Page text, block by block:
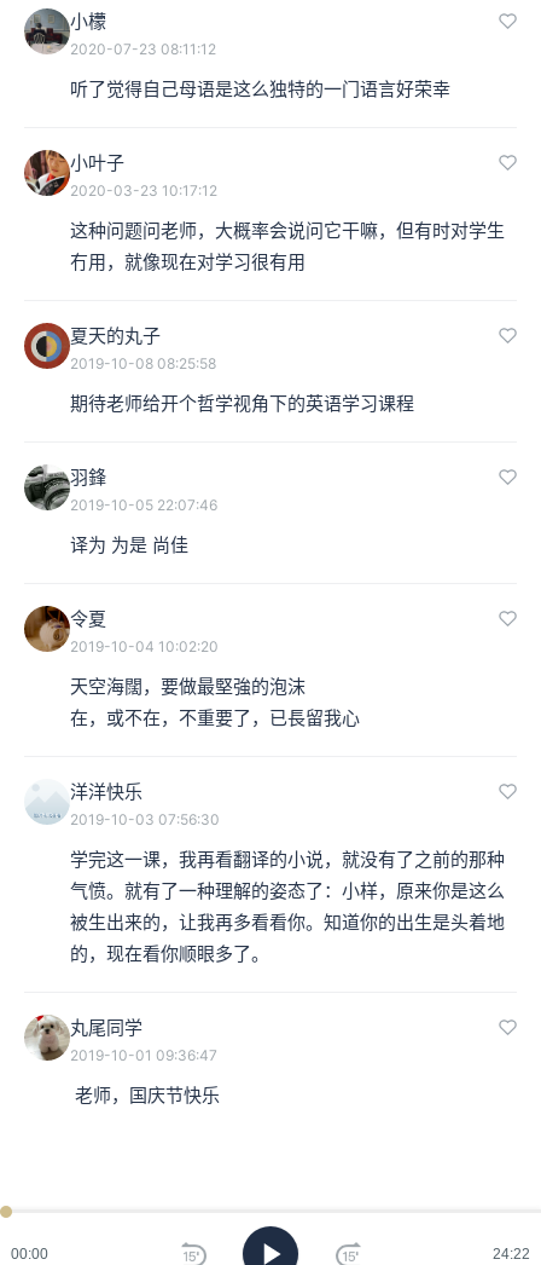
00:00 24:22
小檬
2020-07-23 08:11:12
听了觉得自己母语是这么独特的一门语言好荣幸
小叶子
2020-03-23 10:17:12
这种问题问老师，大概率会说问它干嘛，但有时对学生
冇用，就像现在对学习很有用
夏天的丸子
2019-10-08 08:25:58
期待老师给开个哲学视角下的英语学习课程
羽鋒
2019-10-05 22:07:46
译为 为是 尚佳
令夏
2019-10-04 10:02:20
天空海闊，要做最堅強的泡沫
在，或不在，不重要了，已長留我心
洋洋快乐
2019-10-03 07:56:30
学完这一课，我再看翻译的小说，就没有了之前的那种
气愤。就有了一种理解的姿态了：小样，原来你是这么
被生出来的，让我再多看看你。知道你的出生是头着地
的，现在看你顺眼多了。
丸尾同学
2019-10-01 09:36:47
老师，国庆节快乐